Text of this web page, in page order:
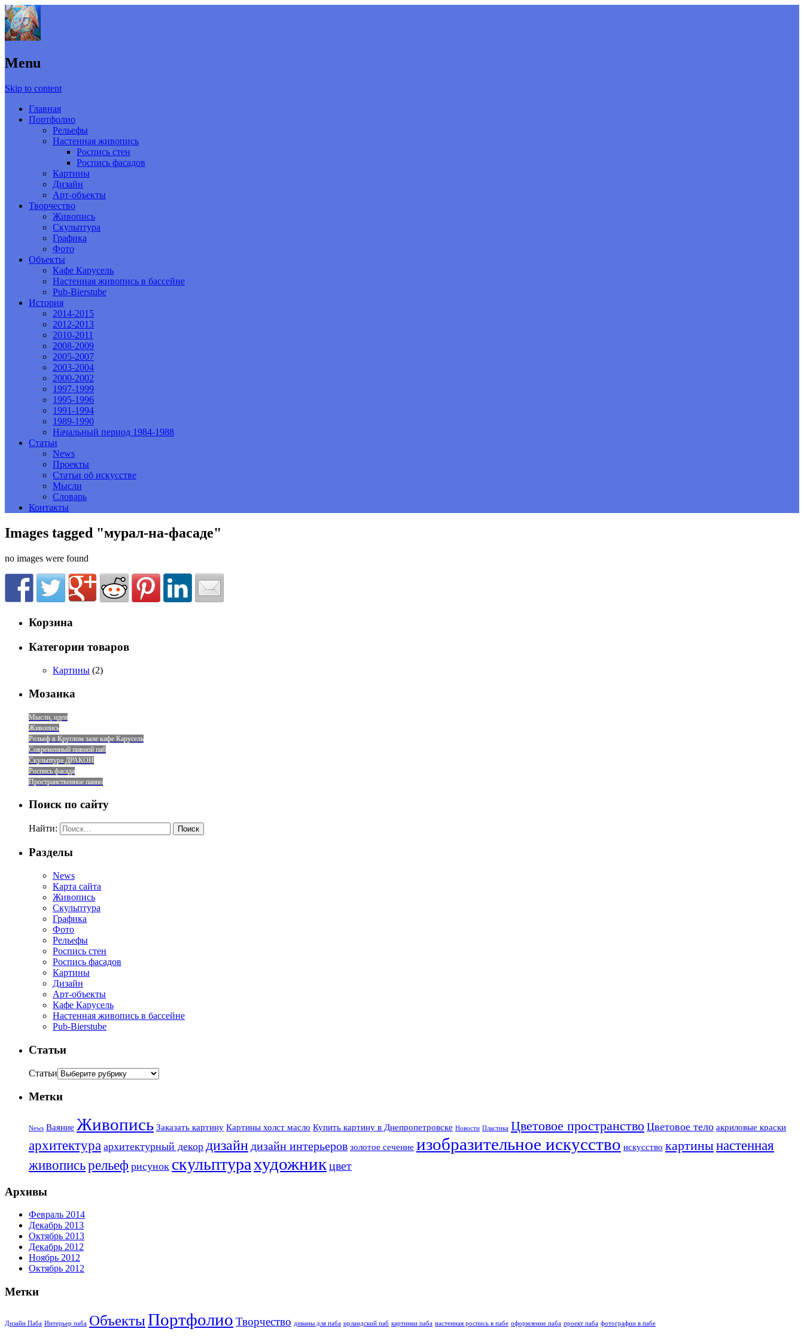
Menu
Skip to content
Главная
Портфолио
Рельефы
Настенная живопись
Роспись стен
Роспись фасадов
Картины
Дизайн
Арт-объекты
Творчество
Живопись
Скульптура
Графика
Фото
Объекты
Кафе Карусель
Настенная живопись в бассейне
Pub-Bierstube
История
2014-2015
2012-2013
2010-2011
2008-2009
2005-2007
2003-2004
2000-2002
1997-1999
1995-1996
1991-1994
1989-1990
Начальный период 1984-1988
Статьи
News
Проекты
Статьи об искусстве
Мысли
Словарь
Контакты
Images tagged "мурал-на-фасаде"
no images were found
Корзина
Категории товаров
Картины (2)
Мозаика
Мысли, идеи
Живопись
Рельеф в Круглом зале кафе Карусель
Современный пивной паб
Скульптура ДРАКОН
Роспись фасада
Пространственное панно
Поиск по сайту
Найти:
Разделы
News
Карта сайта
Живопись
Скульптура
Графика
Фото
Рельефы
Роспись стен
Роспись фасадов
Картины
Дизайн
Арт-объекты
Кафе Карусель
Настенная живопись в бассейне
Pub-Bierstube
Статьи
Статьи
Метки
News Ваяние Живопись Заказать картину Картины холст масло Купить картину в Днепропетровске Новости Пластика Цветовое пространство Цветовое тело акриловые краски
архитектура архитектурный декор дизайн дизайн интерьеров золотое сечение изобразительное искусство искусство картинынастенная
живописьрельеф рисунок скульптурахудожникцвет
Архивы
Февраль 2014
Декабрь 2013
Октябрь 2013
Декабрь 2012
Ноябрь 2012
Октябрь 2012
Метки
Дизайн Паба Интерьер паба ОбъектыПортфолио Творчество диваны для паба ирландский паб картинки паба настенная роспись в пабе оформление паба проект паба фотографии в пабе